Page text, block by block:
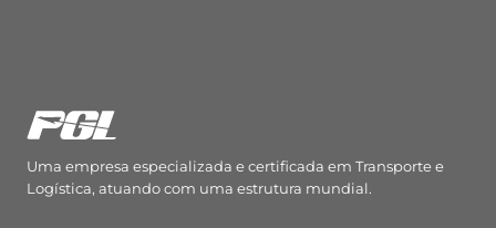
Uma empresa especializada e certificada em Transporte e
Logística, atuando com uma estrutura mundial.